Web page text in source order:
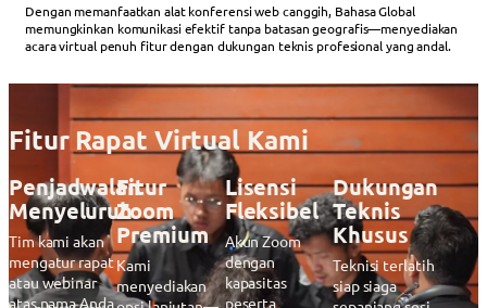
Dengan memanfaatkan alat konferensi web canggih, Bahasa Global
memungkinkan komunikasi efektif tanpa batasan geografis—menyediakan
acara virtual penuh fitur dengan dukungan teknis profesional yang andal.
Fitur Rapat Virtual Kami
Penjadwalan
Menyeluruh
Tim kami akan
mengatur rapat
atau webinar
atas nama Anda
Fitur
Zoom
Premium
Kami
menyediakan
Lisensi
Fleksibel
Akun Zoom
dengan
kapasitas
peserta
Dukungan
Teknis
Khusus
Teknisi terlatih
siap siaga